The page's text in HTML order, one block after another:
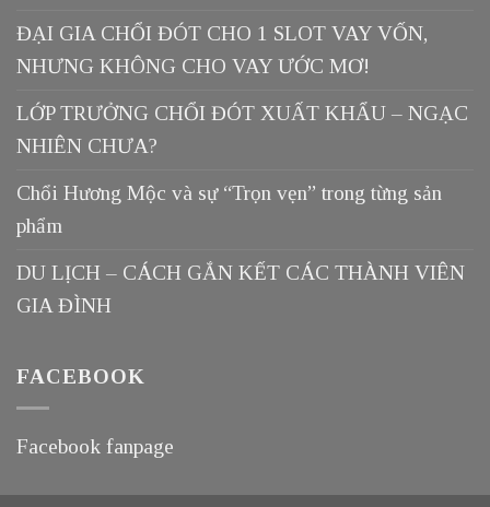
ĐẠI GIA CHỔI ĐÓT CHO 1 SLOT VAY VỐN,
NHƯNG KHÔNG CHO VAY ƯỚC MƠ!
LỚP TRƯỞNG CHỔI ĐÓT XUẤT KHẨU – NGẠC
NHIÊN CHƯA?
Chổi Hương Mộc và sự “Trọn vẹn” trong từng sản
phẩm
DU LỊCH – CÁCH GẮN KẾT CÁC THÀNH VIÊN
GIA ĐÌNH
FACEBOOK
Facebook fanpage